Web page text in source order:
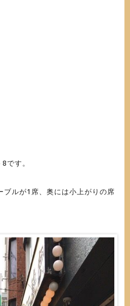
です。
ブルが1席、奥には小上がりの席